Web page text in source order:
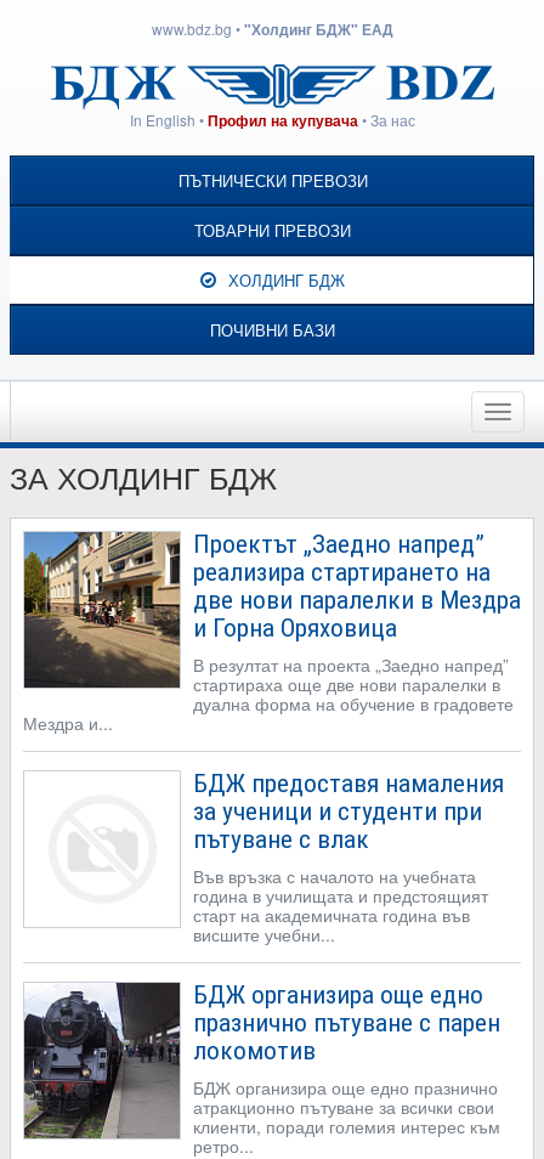
www.bdz.bg •"Холдинг БДЖ" ЕАД
In English •Профил на купувача •За нас
ПЪТНИЧЕСКИ ПРЕВОЗИ
ТОВАРНИ ПРЕВОЗИ
ХОЛДИНГ БДЖ
ПОЧИВНИ БАЗИ
Toggle
ЗА ХОЛДИНГ БДЖ
Проектът „Заедно напред”
реализира стартирането на
две нови паралелки в Мездра
и Горна Оряховица
В резултат на проекта „Заедно напред”
стартираха още две нови паралелки в
дуална форма на обучение в градовете
Мездра и...
БДЖ предоставя намаления
за ученици и студенти при
пътуване с влак
Във връзка с началото на учебната
година в училищата и предстоящият
старт на академичната година във
висшите учебни...
БДЖ организира още едно
празнично пътуване с парен
локомотив
БДЖ организира още едно празнично
атракционно пътуване за всички свои
клиенти, поради големия интерес към
ретро...